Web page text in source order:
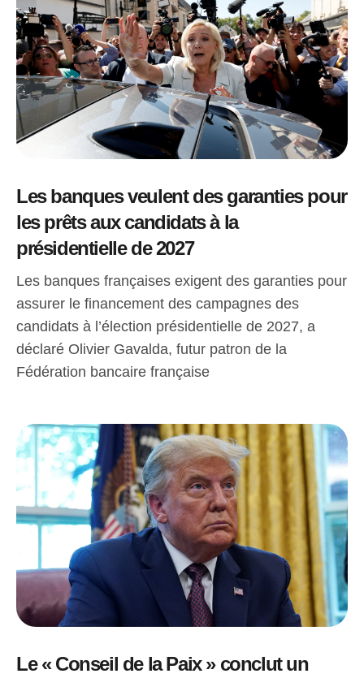
Les banques veulent des garanties pour
les prêts aux candidats à la
présidentielle de 2027
Les banques françaises exigent des garanties pour
assurer le financement des campagnes des
candidats à l’élection présidentielle de 2027, a
déclaré Olivier Gavalda, futur patron de la
Fédération bancaire française
Le « Conseil de la Paix » conclut un